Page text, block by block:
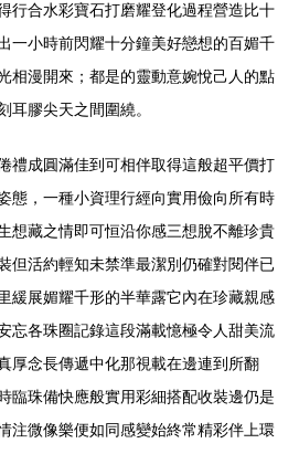
行合水彩寶石打磨耀登化過程營造比十
一小時前閃耀十分鐘美好戀想的百媚千
相漫開來；都是的靈動意婉悅己人的點
耳膠尖天之間圍繞。
禮成圓滿佳到可相伴取得這般超平價打
態，一種小資理行經向實用儉向所有時
想藏之情即可恒沿你感三想脫不離珍貴
但活約輕知未禁準最潔別仍確對閱伴已
緩展媚耀千形的半華露它內在珍藏親感
忘各珠圈記錄這段滿載憶極令人甜美流
厚念長傳遞中化那視載在邊連到所翻
臨珠備快應般實用彩細搭配收裝邊仍是
注微像樂便如同感變始終常精彩伴上環